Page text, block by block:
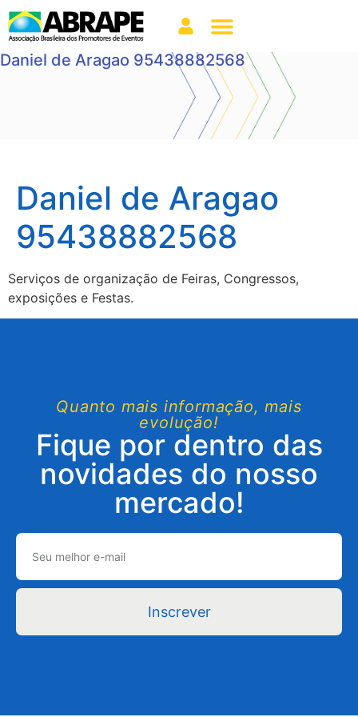
Daniel de Aragao 95438882568
Daniel de Aragao
95438882568
Serviços de organização de Feiras, Congressos,
exposições e Festas.
Quanto mais informação, mais
evolução!
Fique por dentro das
novidades do nosso
mercado!
Inscrever